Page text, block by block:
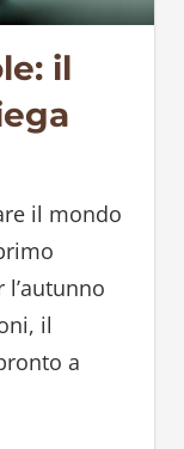
il
il mondo
il
a